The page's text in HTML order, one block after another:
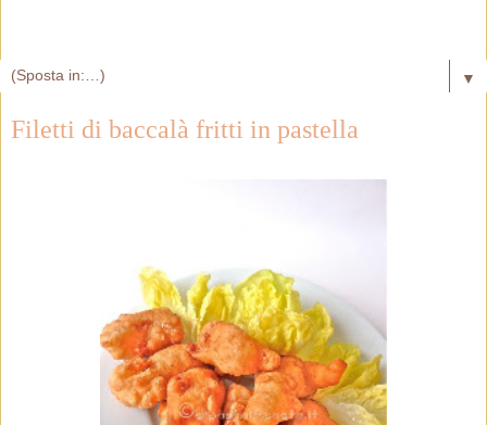
▼
Filetti di baccalà fritti in pastella